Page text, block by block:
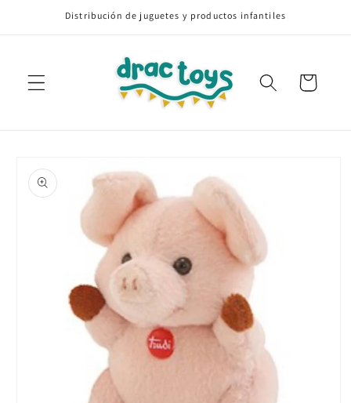
directamenteDistribución de juguetes y productos infantiles
Carrito
a la
información
del producto